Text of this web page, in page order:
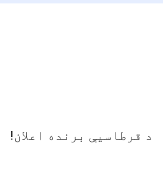
د قرطاسيې برنده اعلان!